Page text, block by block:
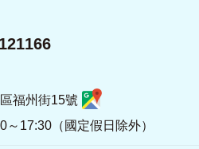
福州街15號
17:30（國定假日除外）